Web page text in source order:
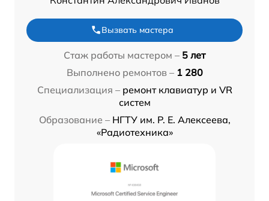
Вызвать мастера
Стаж работы мастером – 5 лет
Выполнено ремонтов – 1 280
Специализация – ремонт клавиатур и VR
систем
Образование – НГТУ им. Р. Е. Алексеева,
«Радиотехника»